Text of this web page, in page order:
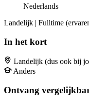
Nederlands
Landelijk | Fulltime
In het kort
Landelijk (dus ook bij
Anders
Ontvang